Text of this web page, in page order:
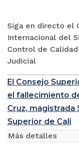
Siga en directo el
Internacional del
Control de
Judicial
El Consejo
el fallecimiento
Cruz, magistrada
Superior de Cali
Más detalles